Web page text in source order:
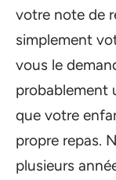
votre note de
simplement
vous le
probablement
que votre
propre repas.
plusieurs